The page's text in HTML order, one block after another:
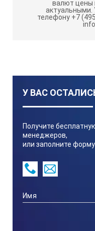
Точность при
Профиль
Защитные колпачки
Магниты
Пластины
валют цены
актуальными.
телефону +7
У ВАС
Получите
менеджеров,
или заполните